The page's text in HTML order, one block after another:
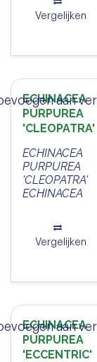
Vergelijken
ECHINACEA
PURPUREA
'CLEOPATRA'
ECHINACEA
PURPUREA
'CLEOPATRA'
ECHINACEA
Vergelijken
aan
ECHINACEA
PURPUREA
'ECCENTRIC'
aan